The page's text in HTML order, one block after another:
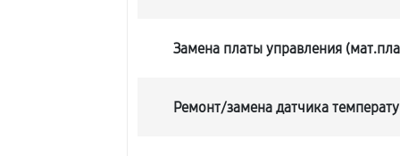
Замена платы управления
Ремонт/замена датчика